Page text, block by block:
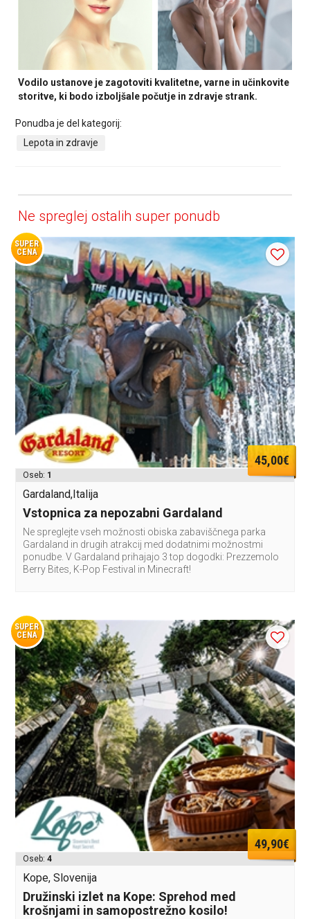
Vodilo ustanove je zagotoviti kvalitetne, varne in učinkovite
storitve, ki bodo izboljšale počutje in zdravje strank.
Ponudba je del kategorij:
Lepota in zdravje
Ne spreglej ostalih super ponudb
SUPER
CENA
45,00€
Oseb: 1
Gardaland,Italija
Vstopnica za nepozabni Gardaland
Ne spreglejte vseh možnosti obiska zabaviščnega parka
Gardaland in drugih atrakcij med dodatnimi možnostmi
ponudbe. V Gardaland prihajajo 3 top dogodki: Prezzemolo
Berry Bites, K-Pop Festival in Minecraft!
SUPER
CENA
49,90€
Oseb:4
Kope, Slovenija
Družinski izlet na Kope: Sprehod med
krošnjami in samopostrežno kosilo!